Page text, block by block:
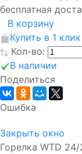
бесплатная
В корзину
Купить в 1 клик
Кол-во:
В наличии
Поделиться
Ошибка
Закрыть окно
Горелка WTD 24/